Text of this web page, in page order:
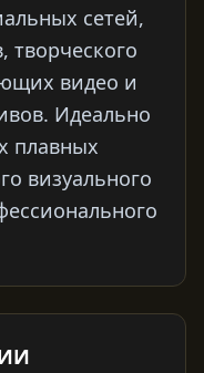
сетей,
творческого
видео и
Идеально
плавных
визуального